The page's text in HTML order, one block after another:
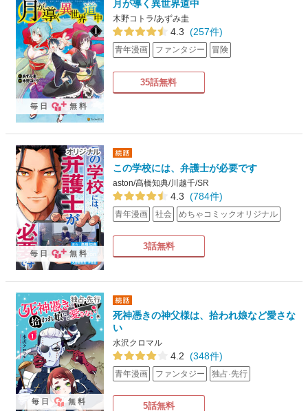
月が導く異世界道中
木野コトラ/あずみ圭
4.3 (257件)
青年漫画 ファンタジー 冒険
35話無料
毎日 無料
この学校には、弁護士が必要です
aston/髙橋知典/川越千/SR
4.3 (784件)
青年漫画 社会 めちゃコミックオリジナル
3話無料
毎日 無料
死神憑きの神父様は、拾われ娘など愛さな
い
水沢クロマル
4.2 (348件)
青年漫画 ファンタジー 独占·先行
5話無料
毎日 無料